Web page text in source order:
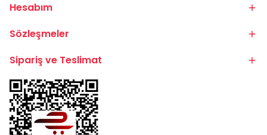
Hesabım
Sözleşmeler
Sipariş ve Teslimat